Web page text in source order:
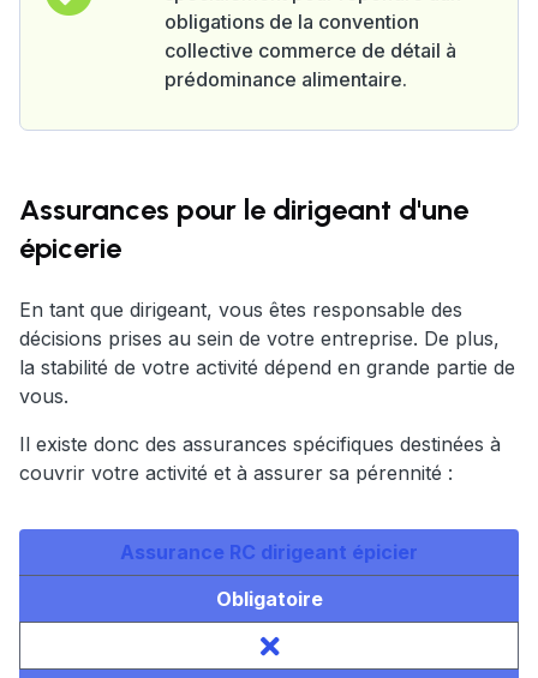
obligations de la convention
collective commerce de détail à
prédominance alimentaire.
Assurances pour le dirigeant d'une
épicerie
En tant que dirigeant, vous êtes responsable des
décisions prises au sein de votre entreprise. De plus,
la stabilité de votre activité dépend en grande partie de
vous.
Il existe donc des assurances spécifiques destinées à
couvrir votre activité et à assurer sa pérennité :
Assurance RC dirigeant épicier
Obligatoire